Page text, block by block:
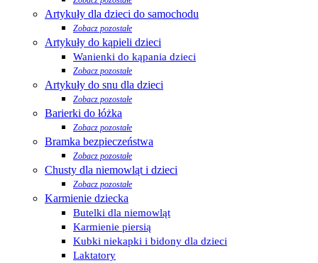
Artykuły dla dzieci do samochodu
Zobacz pozostałe
Artykuły do kąpieli dzieci
Wanienki do kąpania dzieci
Zobacz pozostałe
Artykuły do snu dla dzieci
Zobacz pozostałe
Barierki do łóżka
Zobacz pozostałe
Bramka bezpieczeństwa
Zobacz pozostałe
Chusty dla niemowląt i dzieci
Zobacz pozostałe
Karmienie dziecka
Butelki dla niemowląt
Karmienie piersią
Kubki niekapki i bidony dla dzieci
Laktatory